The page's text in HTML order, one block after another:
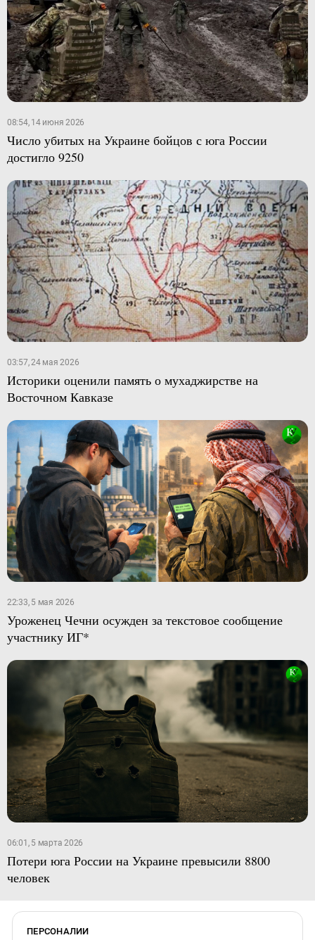
08:54, 14 июня 2026
Число убитых на Украине бойцов с юга России
достигло 9250
03:57, 24 мая 2026
Историки оценили память о мухаджирстве на
Восточном Кавказе
22:33, 5 мая 2026
Уроженец Чечни осужден за текстовое сообщение
участнику ИГ*
06:01, 5 марта 2026
Потери юга России на Украине превысили 8800
человек
ПЕРСОНАЛИИ